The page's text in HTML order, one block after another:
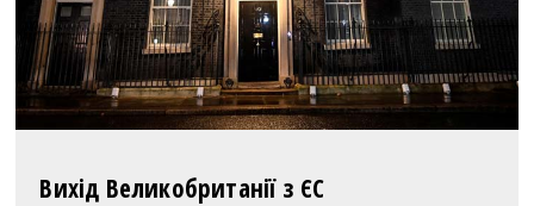
Вихід Великобританії з ЄС